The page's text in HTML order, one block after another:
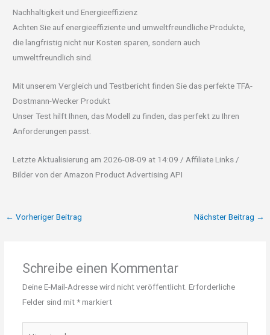
Nachhaltigkeit und Energieeffizienz
Achten Sie auf energieeffiziente und umweltfreundliche Produkte,
die langfristig nicht nur Kosten sparen, sondern auch
umweltfreundlich sind.
Mit unserem Vergleich und Testbericht finden Sie das perfekte TFA-
Dostmann-Wecker Produkt
Unser Test hilft Ihnen, das Modell zu finden, das perfekt zu Ihren
Anforderungen passt.
Letzte Aktualisierung am 2026-08-09 at 14:09 / Affiliate Links /
Bilder von der Amazon Product Advertising API
← Vorheriger Beitrag Nächster Beitrag →
Schreibe einen Kommentar
Deine E-Mail-Adresse wird nicht veröffentlicht. Erforderliche
Felder sind mit*markiert